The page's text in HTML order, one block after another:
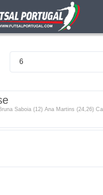
6
Saboia (12) Ana Martins (24,26)